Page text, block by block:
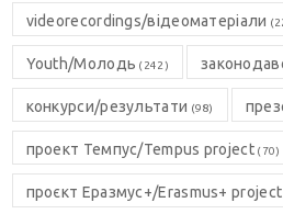
videorecordings/відеоматеріали
Youth/Молодь (242)
конкурси/результати (98)
проект Темпус/Tempus project(70)
проєкт Еразмус+/Erasmus+ project